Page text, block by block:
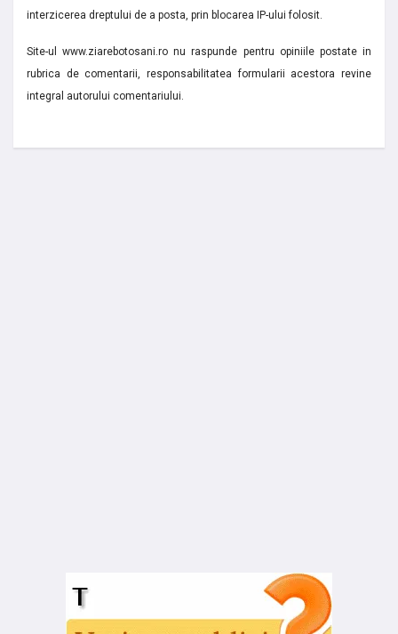
interzicerea dreptului de a posta, prin blocarea IP-ului folosit.
Site-ul www.ziarebotosani.ro nu raspunde pentru opiniile postate in
rubrica de comentarii, responsabilitatea formularii acestora revine
integral autorului comentariului.